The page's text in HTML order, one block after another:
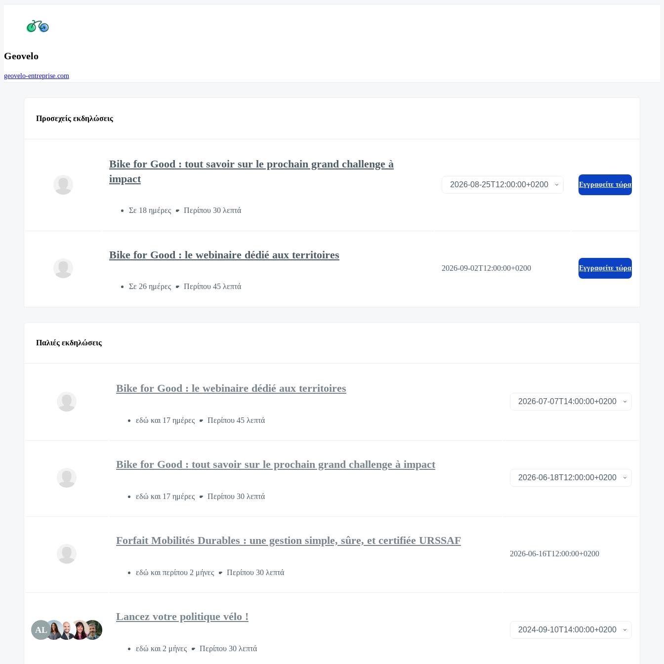
Geovelo
geovelo-entreprise.com
Προσεχείς εκδηλώσεις
Bike for Good : tout savoir sur le prochain grand challenge à
impact
Σε 18 ημέρες Περίπου 30 λεπτά
Eγγραφείτε τώρα
Bike for Good : le webinaire dédié aux territoires
Σε 26 ημέρες Περίπου 45 λεπτά
2026-09-02T12:00:00+0200 Eγγραφείτε τώρα
Παλιές εκδηλώσεις
Bike for Good : le webinaire dédié aux territoires
εδώ και 17 ημέρες Περίπου 45 λεπτά
Bike for Good : tout savoir sur le prochain grand challenge à impact
εδώ και 17 ημέρες Περίπου 30 λεπτά
Forfait Mobilités Durables : une gestion simple, sûre, et certifiée URSSAF
εδώ και περίπου 2 μήνες Περίπου 30 λεπτά
2026-06-16T12:00:00+0200
AL
Lancez votre politique vélo !
εδώ και 2 μήνες Περίπου 30 λεπτά